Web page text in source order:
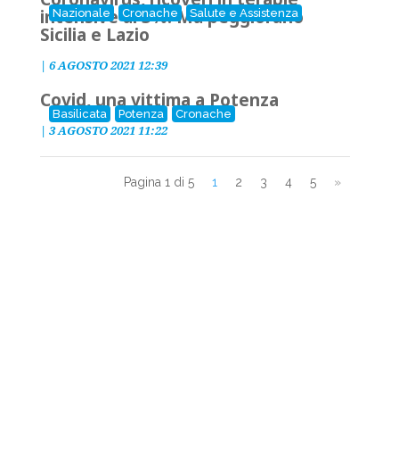
Nazionale Cronache Salute e Assistenza
intensive al 3%. Ma peggiorano
Sicilia e Lazio
| 6 AGOSTO 2021 12:39
Basilicata Potenza Cronache
Covid, una vittima a Potenza
| 3 AGOSTO 2021 11:22
Pagina 1 di 5 1 2 3 4 5 »